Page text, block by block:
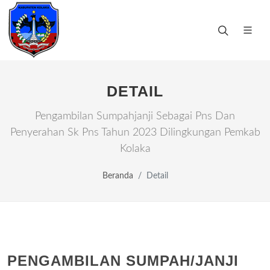
DETAIL
Pengambilan Sumpahjanji Sebagai Pns Dan
Penyerahan Sk Pns Tahun 2023 Dilingkungan Pemkab
Kolaka
Beranda Detail
PENGAMBILAN SUMPAH/JANJI